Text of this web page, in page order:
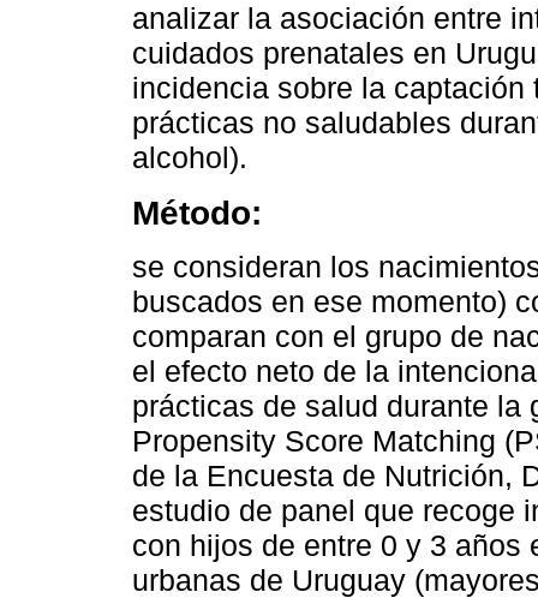
analizar la asociación entre
cuidados prenatales en
incidencia sobre la
prácticas no saludables
alcohol).
Método:
se consideran los
buscados en ese momento)
comparan con el grupo de
el efecto neto de la
prácticas de salud durante
Propensity Score Matching
de la Encuesta de Nutrición,
estudio de panel que recoge
con hijos de entre 0 y 3 años
urbanas de Uruguay